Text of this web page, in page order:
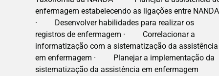
enfermagem estabelecendo as ligações entre NANDA
· Desenvolver habilidades para realizar os
registros de enfermagem · Correlacionar a
informatização com a sistematização da assistência
em enfermagem · Planejar a implementação da
sistematização da assistência em enfermagem